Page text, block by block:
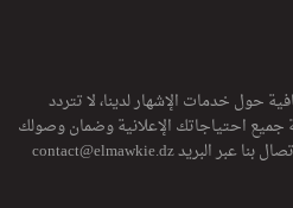
حول خدمات الإشهار لدينا، لا تتردد
جميع احتياجاتك الإعلانية وضمان وصولك
بنا عبر البريدcontact@elmawkie.dz